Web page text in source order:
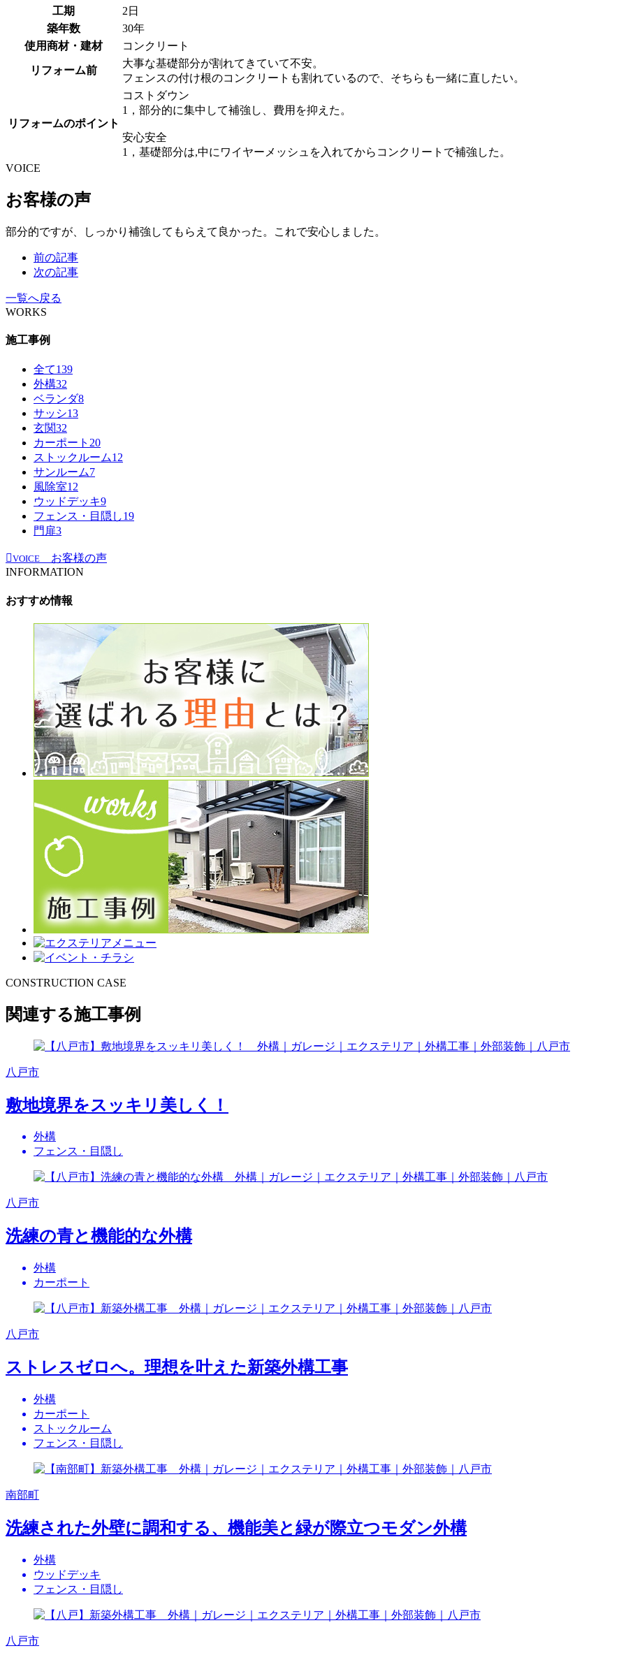
工期
2日
築年数
30年
使用商材・建材
コンクリート
リフォーム前
大事な基礎部分が割れてきていて不安。
フェンスの付け根のコンクリートも割れているので、そちらも一緒に直したい。
リフォームのポイント
コストダウン
1，部分的に集中して補強し、費用を抑えた。
安心安全
1，基礎部分は,中にワイヤーメッシュを入れてからコンクリートで補強した。
VOICE
お客様の声
部分的ですが、しっかり補強してもらえて良かった。これで安心しました。
前の記事
次の記事
一覧へ戻る
WORKS
施工事例
全て139
外構32
ベランダ8
サッシ13
玄関32
カーポート 20
ストックルーム12
サンルーム7
風除室12
ウッドデッキ9
フェンス・目隠し19
門扉3
VOICE
お客様の声
INFORMATION
おすすめ情報
CONSTRUCTION CASE
関連する施工事例
八戸市
敷地境界をスッキリ美しく！
外構
フェンス・目隠し
八戸市
洗練の青と機能的な外構
外構
カーポート
八戸市
ストレスゼロへ。理想を叶えた新築外構工事
外構
カーポート
ストックルーム
フェンス・目隠し
南部町
洗練された外壁に調和する、機能美と緑が際立つモダン外構
外構
ウッドデッキ
フェンス・目隠し
八戸市